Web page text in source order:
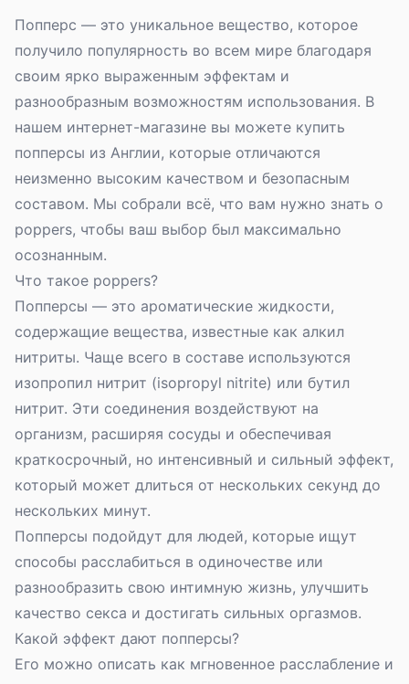
Попперс — это уникальное вещество, которое
получило популярность во всем мире благодаря
своим ярко выраженным эффектам и
разнообразным возможностям использования. В
нашем интернет-магазине вы можете купить
попперсы из Англии, которые отличаются
неизменно высоким качеством и безопасным
составом. Мы собрали всё, что вам нужно знать о
poppers, чтобы ваш выбор был максимально
осознанным.
Что такое poppers?
Попперсы — это ароматические жидкости,
содержащие вещества, известные как алкил
нитриты. Чаще всего в составе используются
изопропил нитрит (isopropyl nitrite) или бутил
нитрит. Эти соединения воздействуют на
организм, расширяя сосуды и обеспечивая
краткосрочный, но интенсивный и сильный эффект,
который может длиться от нескольких секунд до
нескольких минут.
Попперсы подойдут для людей, которые ищут
способы расслабиться в одиночестве или
разнообразить свою интимную жизнь, улучшить
качество секса и достигать сильных оргазмов.
Какой эффект дают попперсы?
Его можно описать как мгновенное расслабление и